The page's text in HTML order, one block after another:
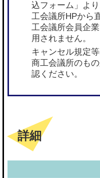
込フォーム」よ
工会議所HPから
工会議所会員企
用されません。
キャンセル規定
商工会議所のも
認ください。
詳細